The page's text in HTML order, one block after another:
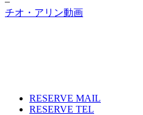
チオ・アリン動画
RESERVE MAIL
RESERVE TEL